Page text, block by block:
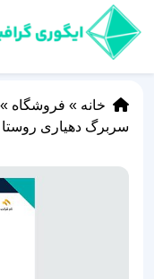
خانه » فروشگاه »
سربرگ دهیاری روستا